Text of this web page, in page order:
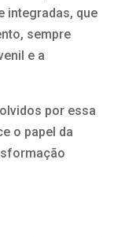
integradas, que
sempre
e a
por essa
o papel da